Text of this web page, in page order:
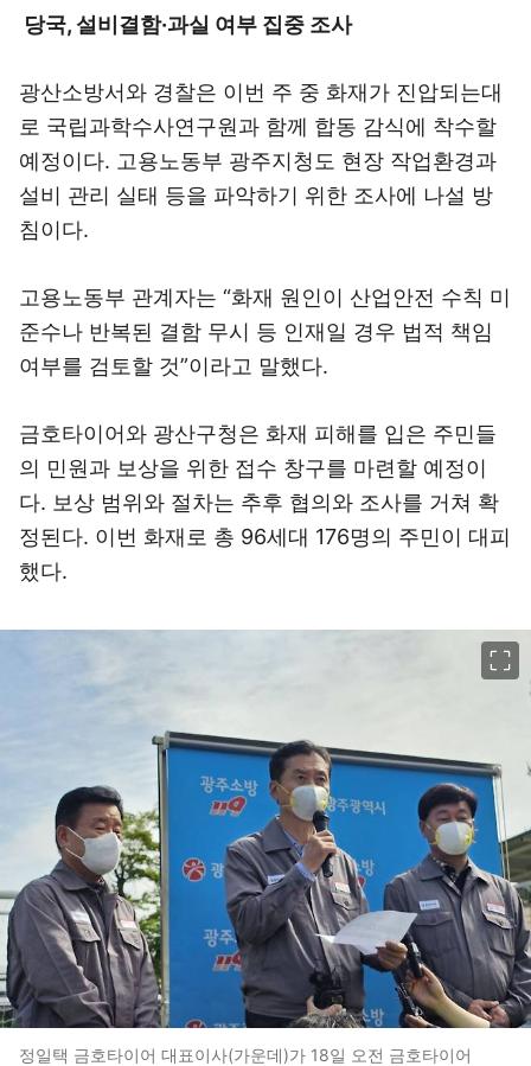
당국, 설비결함·과실 여부 집중 조사
광산소방서와 경찰은 이번 주 중 화재가 진압되는대
로 국립과학수사연구원과 함께 합동 감식에 착수할
예정이다. 고용노동부 광주지청도 현장 작업환경과
설비 관리 실태 등을 파악하기 위한 조사에 나설 방
침이다.
고용노동부 관계자는 “화재 원인이 산업안전 수칙 미
준수나 반복된 결함 무시 등 인재일 경우 법적 책임
여부를 검토할 것”이라고 말했다.
금호타이어와 광산구청은 화재 피해를 입은 주민들
의 민원과 보상을 위한 접수 창구를 마련할 예정이
다. 보상 범위와 절차는 추후 협의와 조사를 거쳐 확
정된다. 이번 화재로 총 96세대 176명의 주민이 대피
했다.
정일택 금호타이어 대표이사(가운데)가 18일 오전 금호타이어